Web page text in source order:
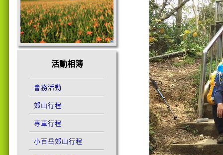
活動相簿
會務活動
郊山行程
專車行程
小百岳郊山行程